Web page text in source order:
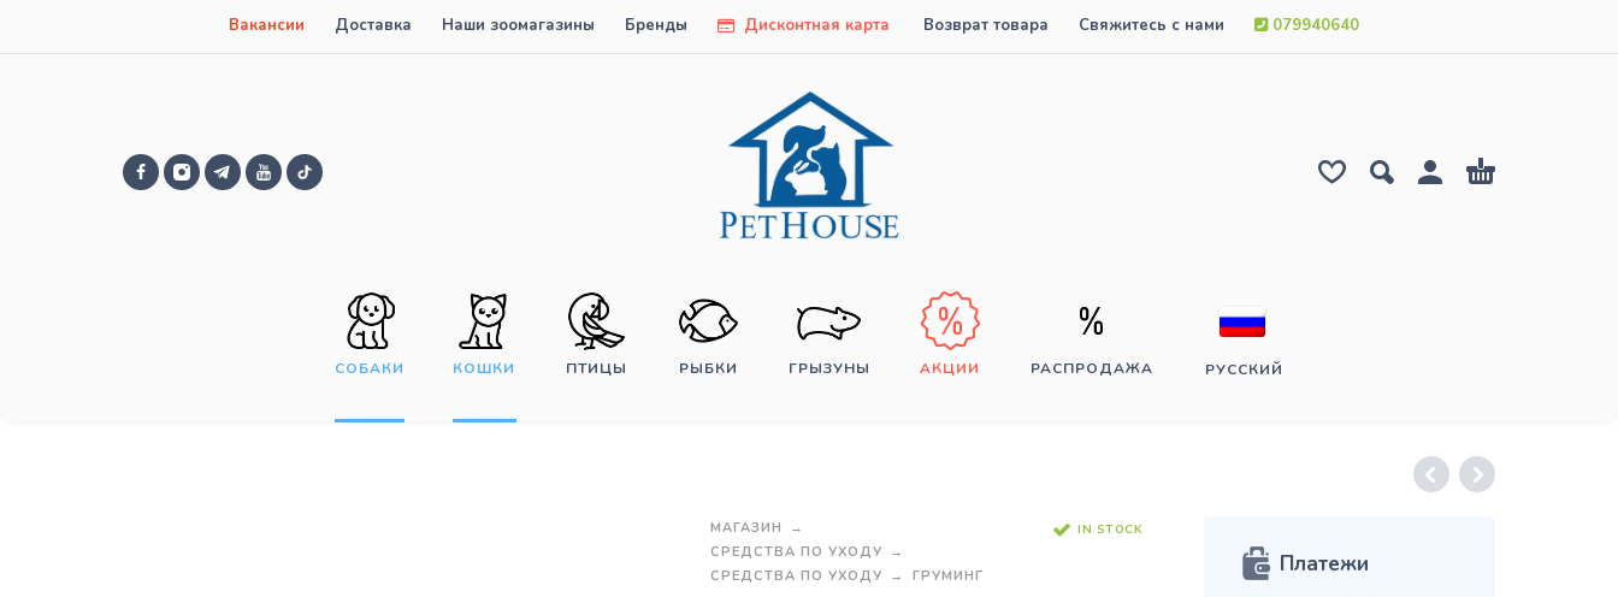
Вакансии Доставка Наши зоомагазины Бренды Дисконтная карта Возврат товара Свяжитесь с нами 079940640
СОБАКИ КОШКИ ПТИЦЫ РЫБКИ ГРЫЗУНЫ АКЦИИ РАСПРОДАЖА РУССКИЙ
МАГАЗИН
СРЕДСТВА ПО УХОДУ
СРЕДСТВА ПО УХОДУ
ГРУМИНГ
IN STOCK
Платежи